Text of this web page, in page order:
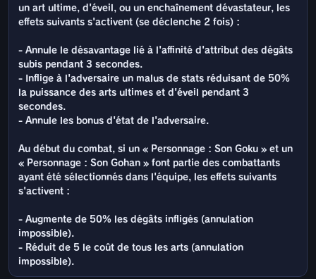
un art ultime, d'éveil, ou un enchaînement dévastateur, les
effets suivants s'activent (se déclenche 2 fois) :
- Annule le désavantage lié à l'affinité d'attribut des dégâts
subis pendant 3 secondes.
- Inflige à l'adversaire un malus de stats réduisant de 50%
la puissance des arts ultimes et d'éveil pendant 3
secondes.
- Annule les bonus d'état de l'adversaire.
Au début du combat, si un « Personnage : Son Goku » et un
« Personnage : Son Gohan » font partie des combattants
ayant été sélectionnés dans l'équipe, les effets suivants
s'activent :
- Augmente de 50% les dégâts infligés (annulation
impossible).
- Réduit de 5 le coût de tous les arts (annulation
impossible).